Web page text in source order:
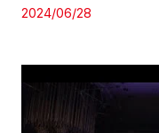
2024/06/28